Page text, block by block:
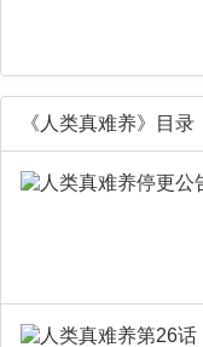
《人类真难养》目录